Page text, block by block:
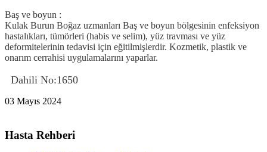
Baş ve boyun :
Kulak Burun Boğaz uzmanları Baş ve boyun bölgesinin enfeksiyon
hastalıkları, tümörleri (habis ve selim), yüz travması ve yüz
deformitelerinin tedavisi için eğitilmişlerdir. Kozmetik, plastik ve
onarım cerrahisi uygulamalarını yaparlar.
Dahili No:1650
03 Mayıs 2024
Hasta Rehberi